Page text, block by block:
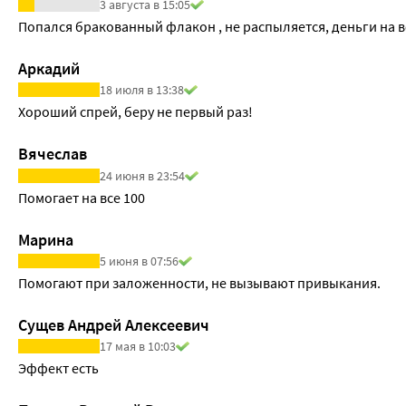
3 августа в 15:05
Попался бракованный флакон , не распыляется, деньги на
Аркадий
18 июля в 13:38
Хороший спрей, беру не первый раз!
Вячеслав
24 июня в 23:54
Помогает на все 100
Марина
5 июня в 07:56
Помогают при заложенности, не вызывают привыкания.
Сущев Андрей Алексеевич
17 мая в 10:03
Эффект есть